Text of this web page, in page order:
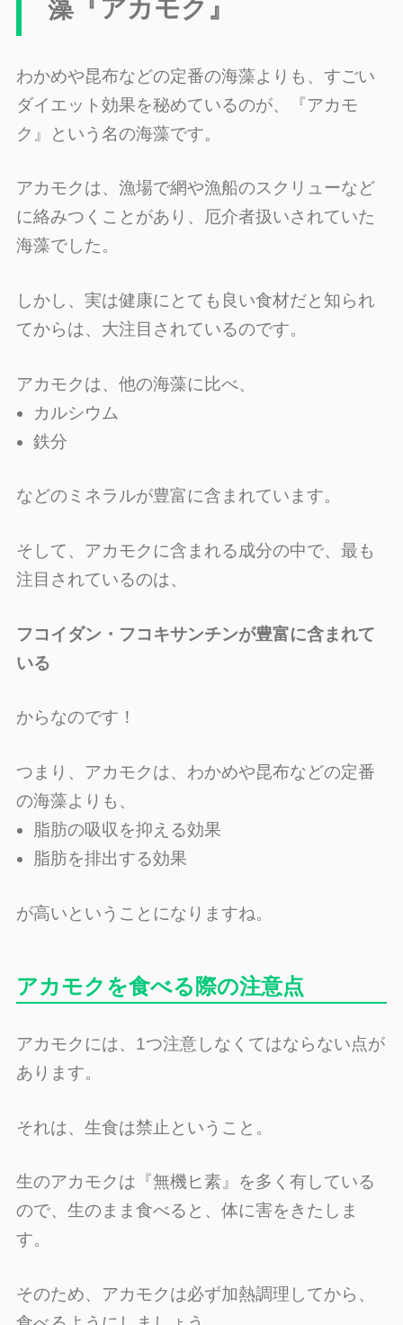
藻『アカモク』
わかめや昆布などの定番の海藻よりも、すごい
ダイエット効果を秘めているのが、『アカモ
ク』という名の海藻です。
アカモクは、漁場で網や漁船のスクリューなど
に絡みつくことがあり、厄介者扱いされていた
海藻でした。
しかし、実は健康にとても良い食材だと知られ
てからは、大注目されているのです。
アカモクは、他の海藻に比べ、
カルシウム
鉄分
などのミネラルが豊富に含まれています。
そして、アカモクに含まれる成分の中で、最も
注目されているのは、
フコイダン・フコキサンチンが豊富に含まれて
いる
からなのです！
つまり、アカモクは、わかめや昆布などの定番
の海藻よりも、
脂肪の吸収を抑える効果
脂肪を排出する効果
が高いということになりますね。
アカモクを食べる際の注意点
アカモクには、1つ注意しなくてはならない点が
あります。
それは、生食は禁止ということ。
生のアカモクは『無機ヒ素』を多く有している
ので、生のまま食べると、体に害をきたしま
す。
そのため、アカモクは必ず加熱調理してから、